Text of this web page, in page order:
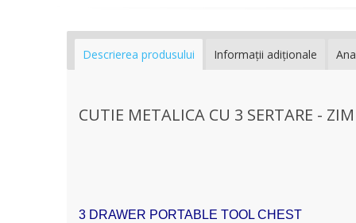
Descrierea produsului Informaţii adiţionale
CUTIE METALICA CU 3 SERTARE -
3 DRAWER PORTABLE TOOL CHEST